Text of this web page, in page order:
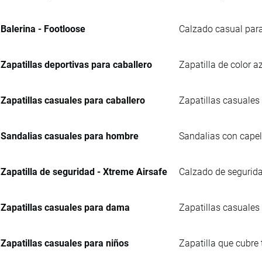
Balerina - Footloose Calzado casual
Zapatillas deportivas para caballero Zapatilla de color
Zapatillas casuales para caballero Zapatillas casuales
Sandalias casuales para hombre Sandalias con
Zapatilla de seguridad - Xtreme Airsafe Calzado de
Zapatillas casuales para dama Zapatillas casuales
Zapatillas casuales para niños Zapatilla que cubre